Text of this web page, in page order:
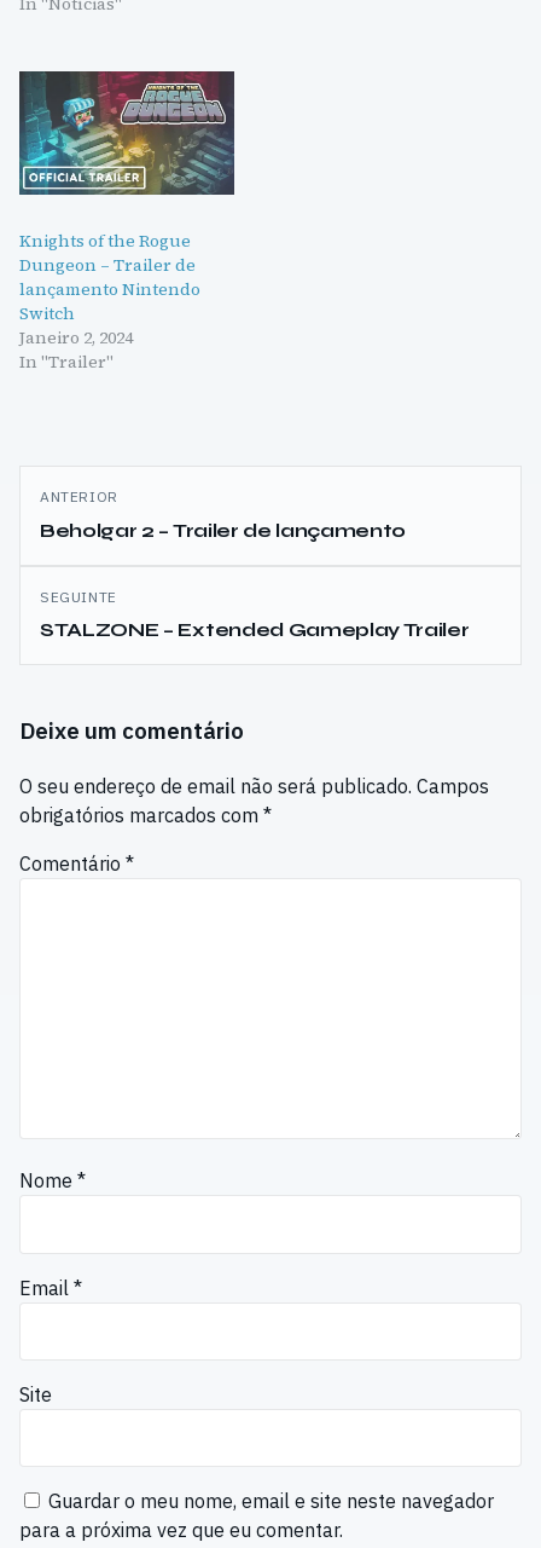
Knights of the Rogue
Dungeon – Trailer de
lançamento Nintendo
Switch
Janeiro 2, 2024
In "Trailer"
Navegação
de
artigos
ANTERIOR
Beholgar 2 – Trailer de lançamento
SEGUINTE
STALZONE – Extended Gameplay Trailer
Deixe um comentário
O seu endereço de email não será publicado. Campos
obrigatórios marcados com *
Comentário *
Nome *
Email *
Site
Guardar o meu nome, email e site neste navegador
para a próxima vez que eu comentar.